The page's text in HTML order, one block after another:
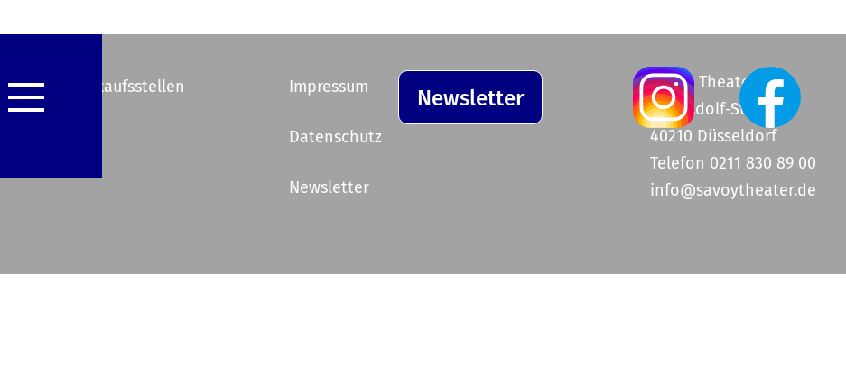
Newsletter
Unsere Vorverkaufsstellen Impressum
Datenschutz
Newsletter
Savoy Theater
Graf-Adolf-Straße 47
40210 Düsseldorf
Telefon 0211 830 89 00
info@savoytheater.de